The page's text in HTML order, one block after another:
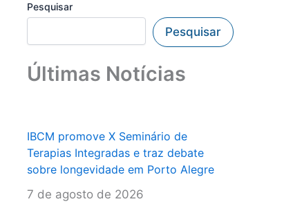
Pesquisar
Pesquisar
Últimas Notícias
IBCM promove X Seminário de
Terapias Integradas e traz debate
sobre longevidade em Porto Alegre
7 de agosto de 2026